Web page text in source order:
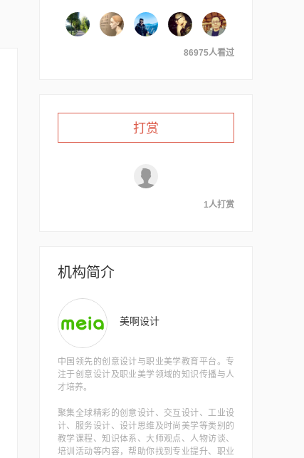
86975人看过
打赏
1人打赏
机构简介
美啊设计
中国领先的创意设计与职业美学教育平台。专
注于创意设计及职业美学领域的知识传播与人
才培养。
聚集全球精彩的创意设计、交互设计、工业设
计、服务设计、设计思维及时尚美学等类别的
教学课程、知识体系、大师观点、人物访谈、
培训活动等内容，帮助你找到专业提升、职业